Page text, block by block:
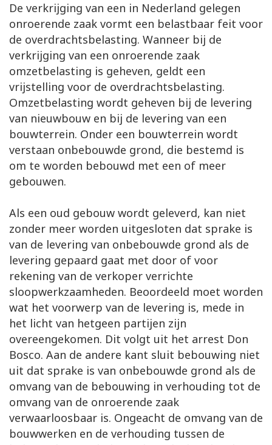
De verkrijging van een in Nederland gelegen
onroerende zaak vormt een belastbaar feit voor
de overdrachtsbelasting. Wanneer bij de
verkrijging van een onroerende zaak
omzetbelasting is geheven, geldt een
vrijstelling voor de overdrachtsbelasting.
Omzetbelasting wordt geheven bij de levering
van nieuwbouw en bij de levering van een
bouwterrein. Onder een bouwterrein wordt
verstaan onbebouwde grond, die bestemd is
om te worden bebouwd met een of meer
gebouwen.
Als een oud gebouw wordt geleverd, kan niet
zonder meer worden uitgesloten dat sprake is
van de levering van onbebouwde grond als de
levering gepaard gaat met door of voor
rekening van de verkoper verrichte
sloopwerkzaamheden. Beoordeeld moet worden
wat het voorwerp van de levering is, mede in
het licht van hetgeen partijen zijn
overeengekomen. Dit volgt uit het arrest Don
Bosco. Aan de andere kant sluit bebouwing niet
uit dat sprake is van onbebouwde grond als de
omvang van de bebouwing in verhouding tot de
omvang van de onroerende zaak
verwaarloosbaar is. Ongeacht de omvang van de
bouwwerken en de verhouding tussen de